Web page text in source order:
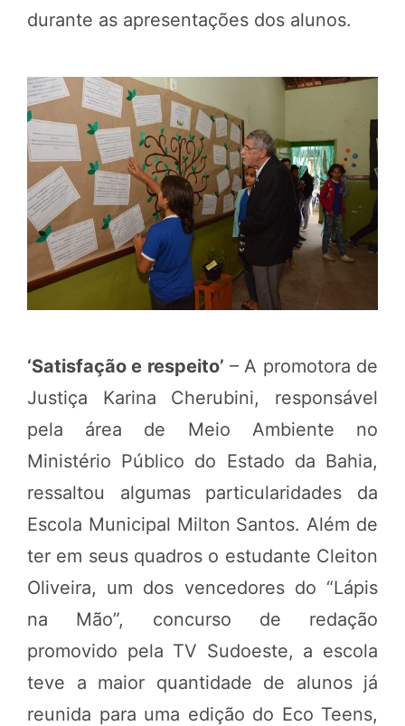
durante as apresentações dos alunos.
‘Satisfação e respeito’ – A promotora de
Justiça Karina Cherubini, responsável
pela área de Meio Ambiente no
Ministério Público do Estado da Bahia,
ressaltou algumas particularidades da
Escola Municipal Milton Santos. Além de
ter em seus quadros o estudante Cleiton
Oliveira, um dos vencedores do “Lápis
na Mão”, concurso de redação
promovido pela TV Sudoeste, a escola
teve a maior quantidade de alunos já
reunida para uma edição do Eco Teens,